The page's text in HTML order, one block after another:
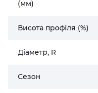
(мм)
Висота профіля (%)
Діаметр, R
Сезон